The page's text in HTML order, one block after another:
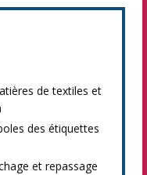
de textiles et
des étiquettes
et repassage